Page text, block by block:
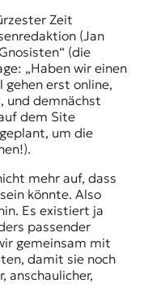
Zeit
(Jan
(die
„Haben wir einen
gehen erst online,
und demnächst
dem Site
um die
mehr auf, dass
könnte. Also
Es existiert ja
passender
gemeinsam mit
damit sie noch
anschaulicher,